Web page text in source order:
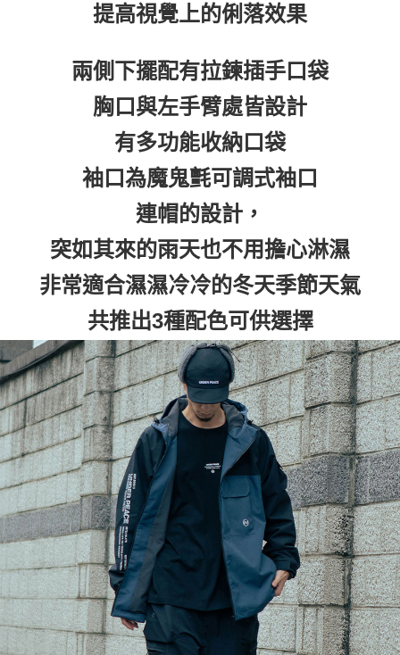
付款後門市自取提高視覺上的俐落效果
兩側下擺配有拉鍊插手口袋
胸口與左手臂處皆設計
有多功能收納口袋
袖口為魔鬼氈可調式袖口
連帽的設計，
突如其來的雨天也不用擔心淋濕
非常適合濕濕冷冷的冬天季節天氣
共推出3種配色可供選擇